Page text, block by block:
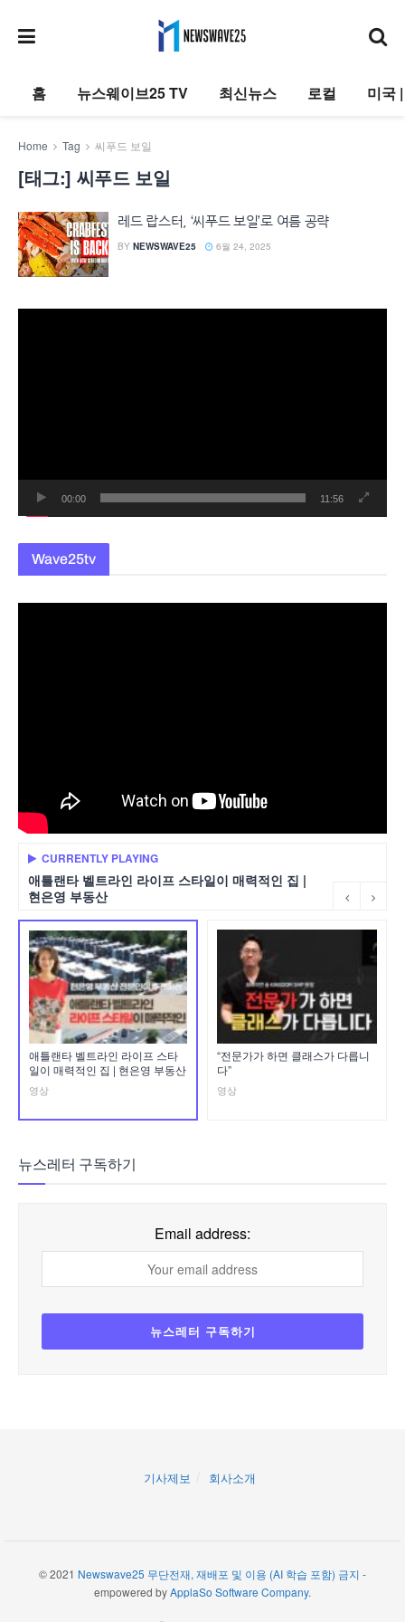
홈 뉴스웨이브25 TV 최신뉴스 로컬 미국
Home Tag 씨푸드 보일
[태그:] 씨푸드 보일
레드 랍스터, ‘씨푸드 보일’로 여름 공략
BY NEWSWAVE25 6월 24, 2025
00:00 11:56
Wave25tv
CURRENTLY PLAYING
애틀랜타 벨트라인 라이프 스타일이 매력적인 집 |
현은영 부동산
애틀랜타 벨트라인 라이프 스타
일이 매력적인 집 | 현은영 부동산
영상
“전문가가 하면 클래스가 다릅니
다”
영상
뉴스레터 구독하기
Email address:
기사제보 회사소개
© 2021 Newswave25 무단전재, 재배포 및 이용 (AI 학습 포함) 금지 -
empowered byApplaSo Software Company.